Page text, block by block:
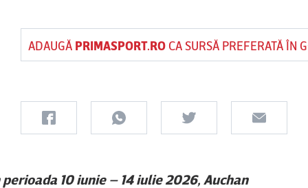
ADAUGĂ PRIMASPORT.ROCA SURSĂ PREFERATĂ ÎN
perioada 10 iunie – 14 iulie 2026, Auchan